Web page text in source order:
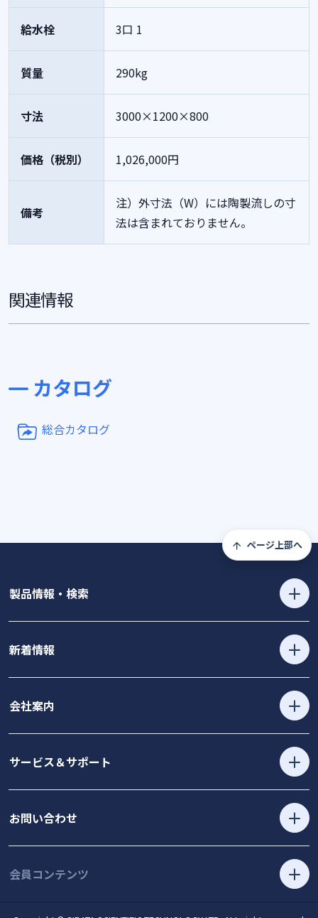
給水栓 3口 1
質量 290kg
寸法 3000×1200×800
価格（税別） 1,026,000円
備考
注）外寸法（W）には陶製流しの寸
法は含まれておりません。
関連情報
カタログ
総合カタログ
ページ上部へ
製品情報・検索
新着情報
会社案内
サービス＆サポート
お問い合わせ
会員コンテンツ